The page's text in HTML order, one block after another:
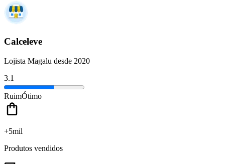
Calceleve
Lojista Magalu desde 2020
3.1
RuimÓtimo
+5mil
Produtos vendidos